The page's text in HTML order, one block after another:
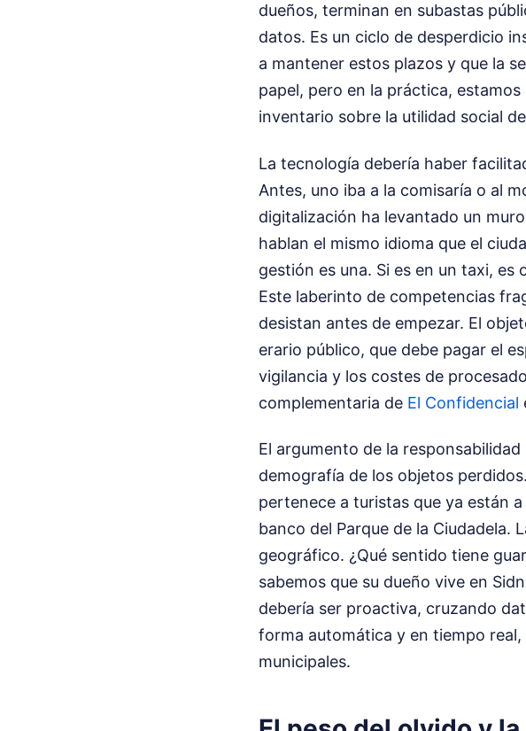
dueños, terminan en subastas
datos. Es un ciclo de desperdicio
a mantener estos plazos y que la
papel, pero en la práctica,
inventario sobre la utilidad social
La tecnología debería haber
Antes, uno iba a la comisaría o al
digitalización ha levantado un
hablan el mismo idioma que el
gestión es una. Si es en un taxi, es
Este laberinto de competencias
desistan antes de empezar. El
erario público, que debe pagar el
vigilancia y los costes de
complementaria de El Confidencial
El argumento de la
demografía de los objetos
pertenece a turistas que ya están
banco del Parque de la Ciudadela.
geográfico. ¿Qué sentido tiene
sabemos que su dueño vive en
debería ser proactiva, cruzando
forma automática y en tiempo
municipales.